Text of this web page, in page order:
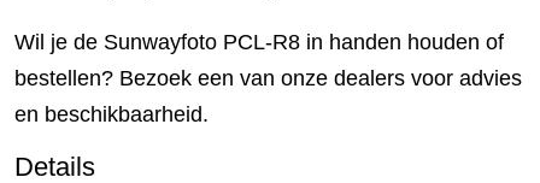
Wil je de Sunwayfoto PCL-R8 in handen houden of
bestellen? Bezoek een van onze dealers voor advies
en beschikbaarheid.
Details